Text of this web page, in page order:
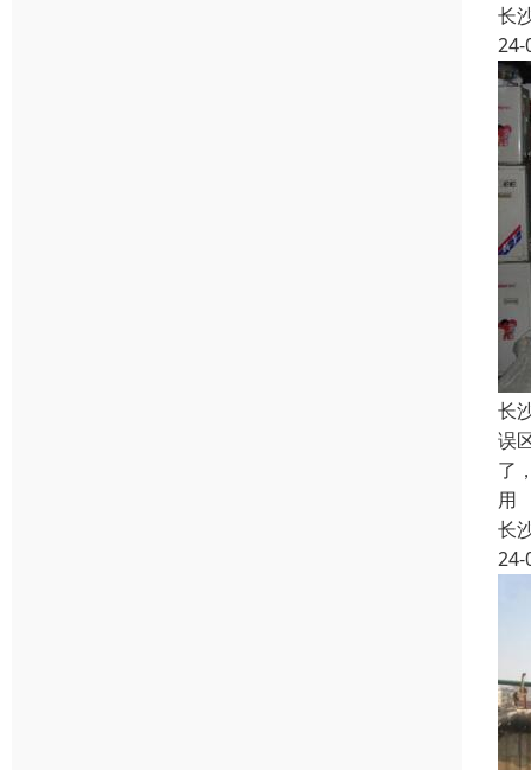
长
24-
长
误
了
用
长
24-